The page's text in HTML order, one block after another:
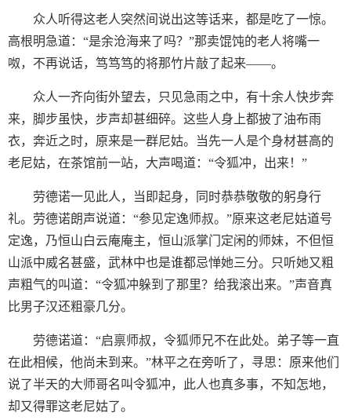
众人听得这老人突然间说出这等话来，都是吃了一惊。
高根明急道：“是余沧海来了吗？”那卖馄饨的老人将嘴一
呶，不再说话，笃笃笃的将那竹片敲了起来——。
众人一齐向街外望去，只见急雨之中，有十余人快步奔
来，脚步虽快，步声却甚细碎。这些人身上都披了油布雨
衣，奔近之时，原来是一群尼姑。当先一人是个身材甚高的
老尼姑，在茶馆前一站，大声喝道：“令狐冲，出来！”
劳德诺一见此人，当即起身，同时恭恭敬敬的躬身行
礼。劳德诺朗声说道：“参见定逸师叔。”原来这老尼姑道号
定逸，乃恒山白云庵庵主，恒山派掌门定闲的师妹，不但恒
山派中威名甚盛，武林中也是谁都忌惮她三分。只听她又粗
声粗气的叫道：“令狐冲躲到了那里？给我滚出来。”声音真
比男子汉还粗豪几分。
劳德诺道：“启禀师叔，令狐师兄不在此处。弟子等一直
在此相候，他尚未到来。”林平之在旁听了，寻思：原来他们
说了半天的大师哥名叫令狐冲，此人也真多事，不知怎地，
却又得罪这老尼姑了。